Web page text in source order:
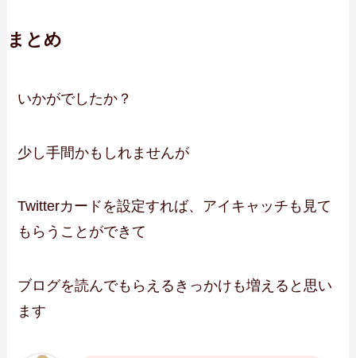
まとめ
いかがでしたか？
少し手間かもしれませんが
Twitterカードを設定すれば、アイキャッチも見て
もらうことができて
ブログを読んでもらえるきっかけも増えると思い
ます